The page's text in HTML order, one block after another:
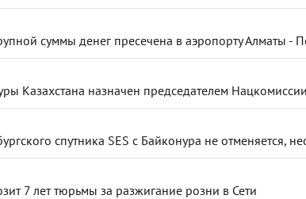
суммы денег пресечена в аэропорту Алматы -
Казахстана назначен председателем
спутника SES с Байконура не отменяется,
7 лет тюрьмы за разжигание розни в Сети